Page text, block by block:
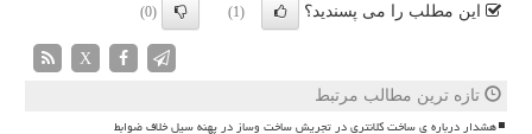
این مطلب را می پسندید؟ (1)
(0)
X
تازه ترین مطالب مرتبط
هشدار درباره ی ساخت کلانتری در تجریش ساخت وساز در پهنه سیل خلاف ضوابط